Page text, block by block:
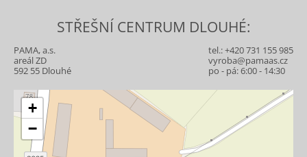
STŘEŠNÍ CENTRUM DLOUHÉ:
PAMA, a.s.
areál ZD
592 55 Dlouhé
tel.:+420 731 155 985
vyroba@pamaas.cz
po - pá: 6:00 - 14:30
+
−